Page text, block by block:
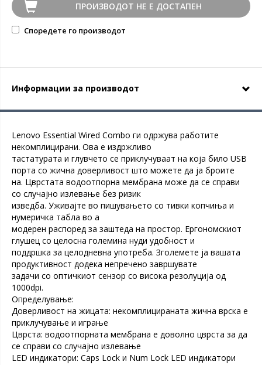
ПРОИЗВОДОТ НЕ Е ДОСТАПЕН
Споредете го производот
Информации за производот
Lenovo Essential Wired Combo ги одржува работите
некомплицирани. Ова е издржливо
тастатурата и глувчето се приклучуваат на која било USB
порта со жична доверливост што можете да ја броите
на. Цврстата водоотпорна мембрана може да се справи
со случајно излевање без ризик
изведба. Уживајте во пишувањето со тивки копчиња и
нумеричка табла во а
модерен распоред за заштеда на простор. Ергономскиот
глушец со целосна големина нуди удобност и
поддршка за целодневна употреба. Зголемете ја вашата
продуктивност додека непречено завршувате
задачи со оптичкиот сензор со висока резолуција од
1000dpi.
Определување:
Доверливост на жицата: некомплицираната жична врска е
приклучување и играње
Цврста: водоотпорната мембрана е доволно цврста за да
се справи со случајно излевање
LED индикатори: Caps Lock и Num Lock LED индикатори